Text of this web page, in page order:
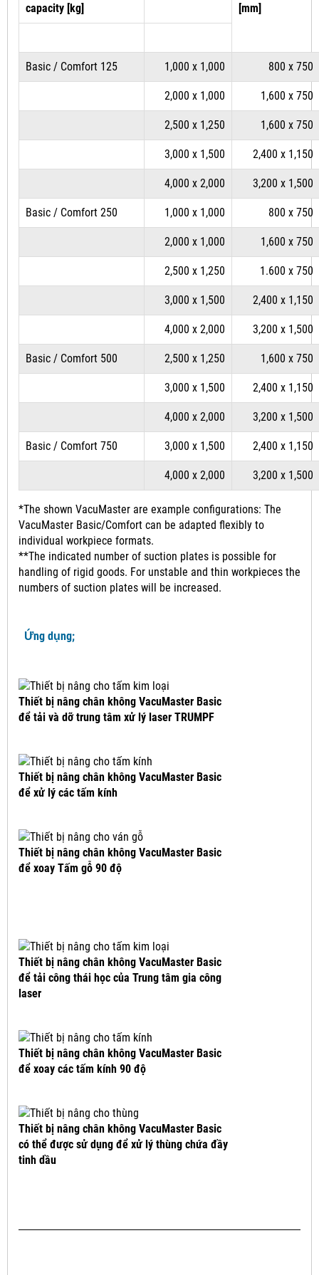
capacity [kg]
[mm]
Basic / Comfort 125 1,000 x 1,000 800 x 750
2,000 x 1,000 1,600 x 750
2,500 x 1,250 1,600 x 750
3,000 x 1,500 2,400 x 1,150
4,000 x 2,000 3,200 x 1,500
Basic / Comfort 250 1,000 x 1,000 800 x 750
2,000 x 1,000 1,600 x 750
2,500 x 1,250 1.600 x 750
3,000 x 1,500 2,400 x 1,150
4,000 x 2,000 3,200 x 1,500
Basic / Comfort 500 2,500 x 1,250 1,600 x 750
3,000 x 1,500 2,400 x 1,150
4,000 x 2,000 3,200 x 1,500
Basic / Comfort 750 3,000 x 1,500 2,400 x 1,150
4,000 x 2,000 3,200 x 1,500
*The shown VacuMaster are example configurations: The
VacuMaster Basic/Comfort can be adapted flexibly to
individual workpiece formats.
**The indicated number of suction plates is possible for
handling of rigid goods. For unstable and thin workpieces the
numbers of suction plates will be increased.
Ứng dụng;
Thiết bị nâng chân không VacuMaster Basic
để tải và dỡ trung tâm xử lý laser TRUMPF
Thiết bị nâng chân không VacuMaster Basic
để xử lý các tấm kính
Thiết bị nâng chân không VacuMaster Basic
để xoay Tấm gỗ 90 độ
Thiết bị nâng chân không VacuMaster Basic
để tải công thái học của Trung tâm gia công
laser
Thiết bị nâng chân không VacuMaster Basic
để xoay các tấm kính 90 độ
Thiết bị nâng chân không VacuMaster Basic
có thể được sử dụng để xử lý thùng chứa đầy
tinh dầu